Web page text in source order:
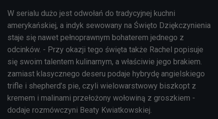
W serialu dużo jest odwołań do tradycyjnej kuchni
amerykańskiej, a indyk sewowany na Święto Dziękczynienia
staje się nawet pełnoprawnym bohaterem jednego z
odcinków. - Przy okazji tego święta także Rachel popisuje
się swoim talentem kulinarnym, a właściwie jego brakiem.
zamiast klasycznego deseru podaje hybrydę angielskiego
trifle i shepherd’s pie, czyli wielowarstwowy biszkopt z
kremem i malinami przełożony wołowiną z groszkiem -
dodaje rozmówczyni Beaty Kwiatkowskiej.